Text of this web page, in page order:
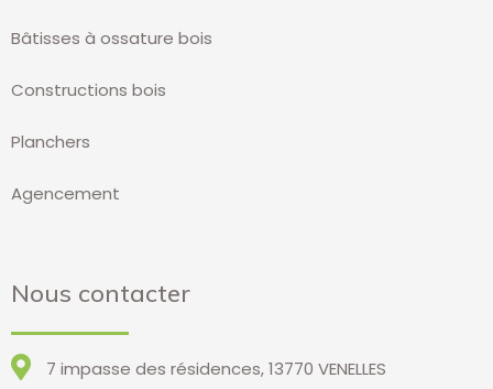
Bâtisses à ossature bois
Constructions bois
Planchers
Agencement
Nous contacter
7 impasse des résidences, 13770 VENELLES